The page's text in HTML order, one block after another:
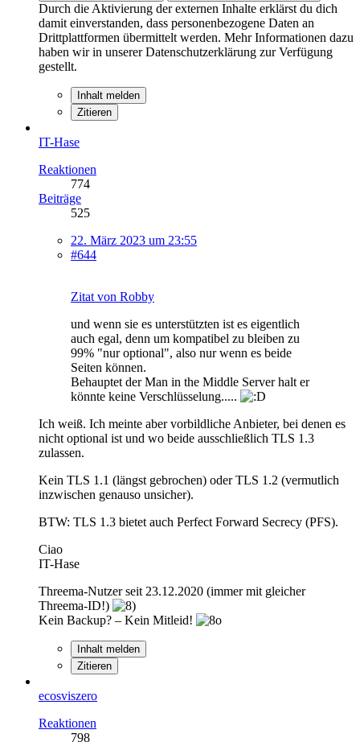
Durch die Aktivierung der externen Inhalte erklärst du dich
damit einverstanden, dass personenbezogene Daten an
Drittplattformen übermittelt werden. Mehr Informationen dazu
haben wir in unserer Datenschutzerklärung zur Verfügung
gestellt.
Inhalt melden
Zitieren
IT-Hase
Reaktionen
774
Beiträge
525
22. März 2023 um 23:55
#644
Zitat von Robby
und wenn sie es unterstützten ist es eigentlich
auch egal, denn um kompatibel zu bleiben zu
99% "nur optional", also nur wenn es beide
Seiten können.
Behauptet der Man in the Middle Server halt er
könnte keine Verschlüsselung.....
Ich weiß. Ich meinte aber vorbildliche Anbieter, bei denen es
nicht optional ist und wo beide ausschließlich TLS 1.3
zulassen.
Kein TLS 1.1 (längst gebrochen) oder TLS 1.2 (vermutlich
inzwischen genauso unsicher).
BTW: TLS 1.3 bietet auch Perfect Forward Secrecy (PFS).
Ciao
IT-Hase
Threema-Nutzer seit 23.12.2020 (immer mit gleicher
Threema-ID!)
Kein Backup? – Kein Mitleid!
Inhalt melden
Zitieren
ecosviszero
Reaktionen
798